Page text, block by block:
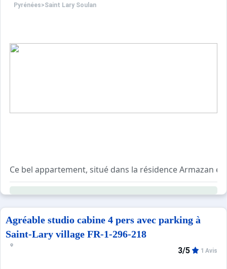
☼ Montagne été
Sites CSE & Groupes
Pyrénées>Saint Lary Soulan
Ce bel appartement, situé dans la résidence Armazan
Tout dysfonctionnement dans les parties communes
A votre disposition pour faciliter votre séjour.
Location de boitier wifi: 7€/jour ou 39€/semaine (caution
Produits ménagers et tapis de bain non fournis
Agréable studio cabine 4 pers avec parking à
Saint-Lary village FR-1-296-218
3/5 1 Avis